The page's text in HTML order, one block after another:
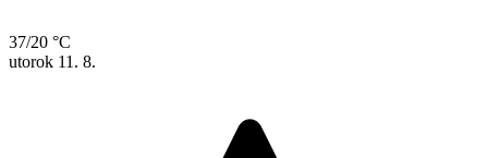
37/20 °C
utorok 11. 8.